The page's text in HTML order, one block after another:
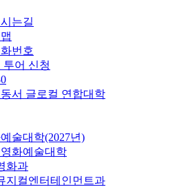
는길
번호
투어 신청
서 글로컬 연합대학
술대학(2027년)
화예술대학
화과
지컬엔터테인먼트과